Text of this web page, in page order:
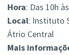
Hora: Das 10h
Local: Instituto
Átrio Central
Mais